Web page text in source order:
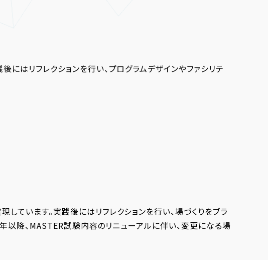
にはリフレクションを行い、プログラムデザインやファシリテ
ています。実践後にはリフレクションを行い、場づくりをブラ
降、MASTER試験内容のリニューアルに伴い、変更になる場